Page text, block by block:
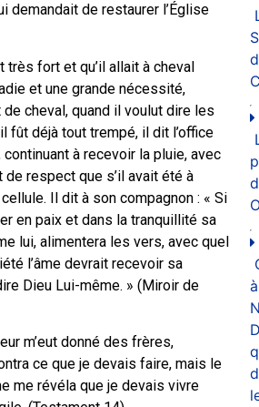
demandait de restaurer l’Église
très fort et qu’il allait à cheval
et une grande nécessité,
cheval, quand il voulut dire les
fût déjà tout trempé, il dit l’office
à recevoir la pluie, avec
respect que s’il avait été à
Il dit à son compagnon : « Si
en paix et dans la tranquillité sa
lui, alimentera les vers, avec quel
l’âme devrait recevoir sa
Dieu Lui-même. » (Miroir de
m’eut donné des frères,
ce que je devais faire, mais le
me révéla que je devais vivre
à